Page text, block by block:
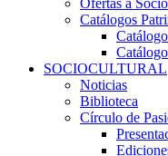
Ofertas a
Catálogos
SOCIOCULTURAL
Noticias
Biblioteca
Círculo de